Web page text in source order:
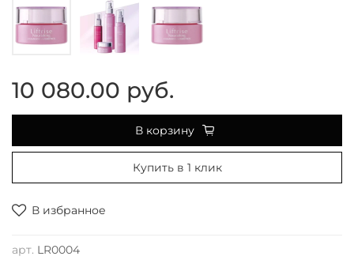
В избранное
арт. LR0004
10 080.00 руб.
В корзину
Купить в 1 клик